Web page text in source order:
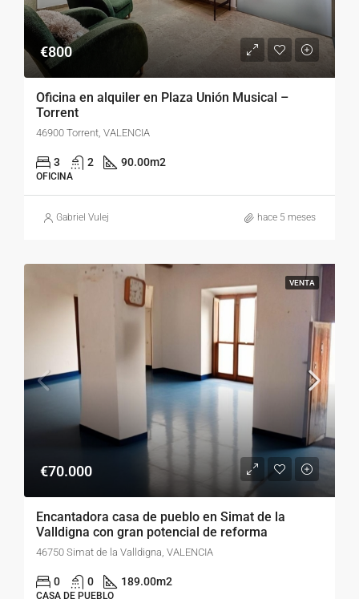
€800
Oficina en alquiler en Plaza Unión Musical –
Torrent
46900 Torrent, VALENCIA
3 2 90.00m2
OFICINA
Gabriel Vulej hace 5 meses
VENTA
€70.000
Encantadora casa de pueblo en Simat de la
Valldigna con gran potencial de reforma
46750 Simat de la Valldigna, VALENCIA
0 0 189.00m2
CASA DE PUEBLO